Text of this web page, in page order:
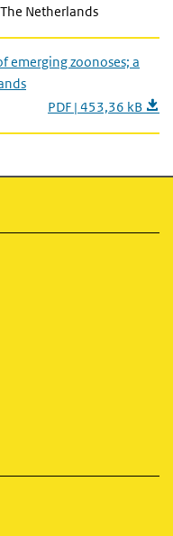
Netherlands
emerging zoonoses; a
PDF | 453,36 kB